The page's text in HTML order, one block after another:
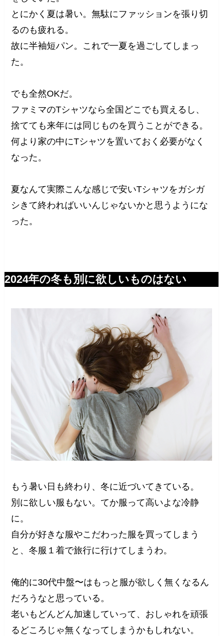
とにかく夏は暑い。無駄にファッションを張り切
るのも疲れる。
故に半袖短パン。これで一夏を過ごしてしまっ
た。
でも全然OKだ。
ファミマのTシャツなら全国どこでも買えるし、
捨てても来年には同じものを買うことができる。
何より家の中にTシャツを置いておく必要がなく
なった。
夏なんて実際こんな感じで安いTシャツをガシガ
シきて終わればいいんじゃないかと思うようにな
った。
2024年の冬も別に欲しいものはない
もう暑い日も終わり、冬に近づいてきている。
別に欲しい服もない。てか服って高いよな冷静
に。
自分が好きな服やこだわった服を買ってしまう
と、冬服１着で旅行に行けてしまうわ。
俺的に30代中盤〜はもっと服が欲しく無くなるん
だろうなと思っている。
老いもどんどん加速していって、おしゃれを頑張
るどころじゃ無くなってしまうかもしれない。